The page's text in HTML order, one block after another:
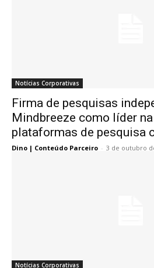
Notícias Corporativas
Firma de pesquisas
Mindbreeze como líder
plataformas de pesquisa
Dino | Conteúdo Parceiro - 3 de outubro
Notícias Corporativas